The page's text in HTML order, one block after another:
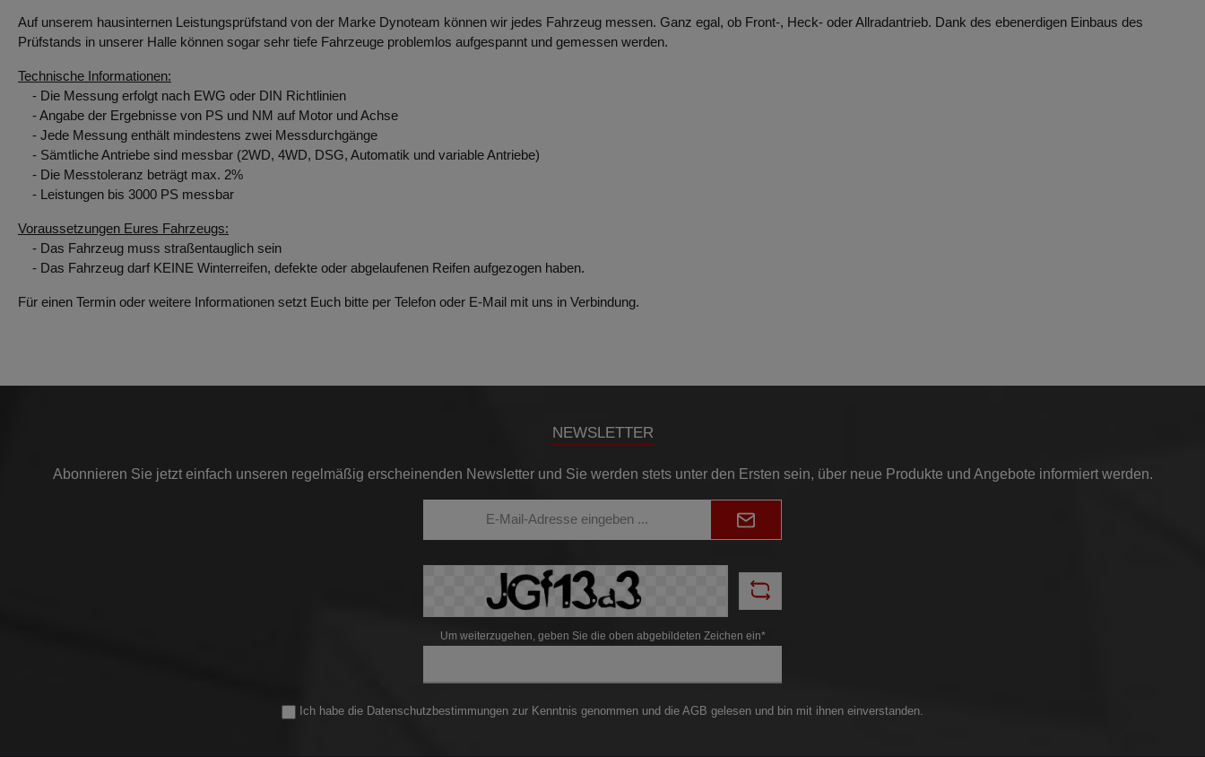
Auf unserem hausinternen Leistungsprüfstand von der Marke Dynoteam können wir jedes Fahrzeug messen. Ganz egal, ob Front-, Heck- oder Allradantrieb. Dank des ebenerdigen Einbaus des
Prüfstands in unserer Halle können sogar sehr tiefe Fahrzeuge problemlos aufgespannt und gemessen werden.
Technische Informationen:
- Die Messung erfolgt nach EWG oder DIN Richtlinien
- Angabe der Ergebnisse von PS und NM auf Motor und Achse
- Jede Messung enthält mindestens zwei Messdurchgänge
- Sämtliche Antriebe sind messbar (2WD, 4WD, DSG, Automatik und variable Antriebe)
- Die Messtoleranz beträgt max. 2%
- Leistungen bis 3000 PS messbar
Voraussetzungen Eures Fahrzeugs:
- Das Fahrzeug muss straßentauglich sein
- Das Fahrzeug darf KEINE Winterreifen, defekte oder abgelaufenen Reifen aufgezogen haben.
Für einen Termin oder weitere Informationen setzt Euch bitte per Telefon oder E-Mail mit uns in Verbindung.
NEWSLETTER
Abonnieren Sie jetzt einfach unseren regelmäßig erscheinenden Newsletter und Sie werden stets unter den Ersten sein, über neue Produkte und Angebote informiert werden.
Mail-
Adresse*
Um weiterzugehen, geben Sie die oben abgebildeten Zeichen ein*
Ich habe die Datenschutzbestimmungen zur Kenntnis genommen und die AGB gelesen und bin mit ihnen einverstanden.